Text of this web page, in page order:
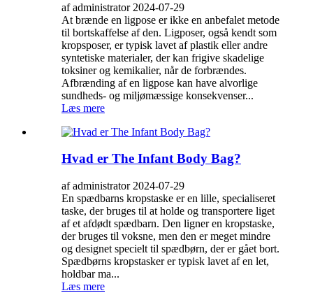
af administrator 2024-07-29
At brænde en ligpose er ikke en anbefalet metode
til bortskaffelse af den. Ligposer, også kendt som
kropsposer, er typisk lavet af plastik eller andre
syntetiske materialer, der kan frigive skadelige
toksiner og kemikalier, når de forbrændes.
Afbrænding af en ligpose kan have alvorlige
sundheds- og miljømæssige konsekvenser...
Læs mere
Hvad er The Infant Body Bag?
af administrator 2024-07-29
En spædbarns kropstaske er en lille, specialiseret
taske, der bruges til at holde og transportere liget
af et afdødt spædbarn. Den ligner en kropstaske,
der bruges til voksne, men den er meget mindre
og designet specielt til spædbørn, der er gået bort.
Spædbørns kropstasker er typisk lavet af en let,
holdbar ma...
Læs mere